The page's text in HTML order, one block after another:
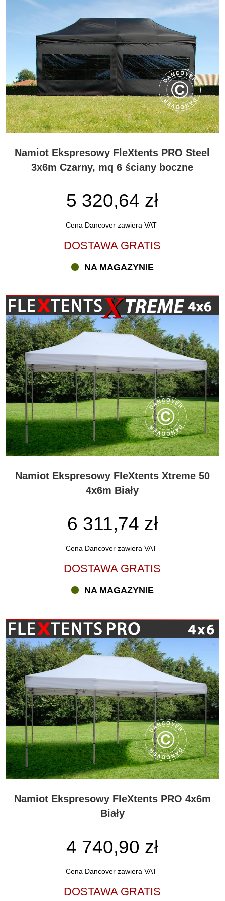
Namiot Ekspresowy FleXtents PRO Steel
3x6m Czarny, mq 6 ściany boczne
5 320,64 zł
Cena Dancover zawiera VAT
DOSTAWA GRATIS
NA MAGAZYNIE
Namiot Ekspresowy FleXtents Xtreme 50
4x6m Biały
6 311,74 zł
Cena Dancover zawiera VAT
DOSTAWA GRATIS
NA MAGAZYNIE
Namiot Ekspresowy FleXtents PRO 4x6m
Biały
4 740,90 zł
Cena Dancover zawiera VAT
DOSTAWA GRATIS